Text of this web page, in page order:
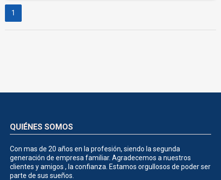
1
QUIÉNES SOMOS
Con mas de 20 años en la profesión, siendo la segunda
generación de empresa familiar. Agradecemos a nuestros
clientes y amigos , la confianza. Estamos orgullosos de poder ser
parte de sus sueños.